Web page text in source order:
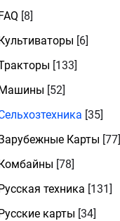
[8]
[6]
[133]
[52]
[35]
Карты [77]
[78]
техника [131]
карты [34]